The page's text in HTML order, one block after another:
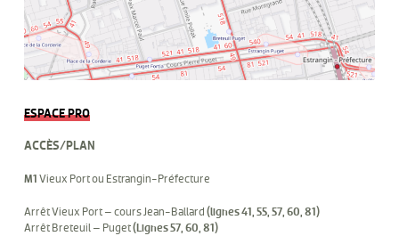
ESPACE PRO
ACCÈS/PLAN
M1 Vieux Port ou Estrangin-Préfecture
Arrêt Vieux Port – cours Jean-Ballard (lignes 41, 55, 57, 60, 81)
Arrêt Breteuil – Puget(Lignes 57, 60, 81)